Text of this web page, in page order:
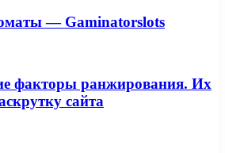
— Gaminatorslots
факторы ранжирования. Их
сайта